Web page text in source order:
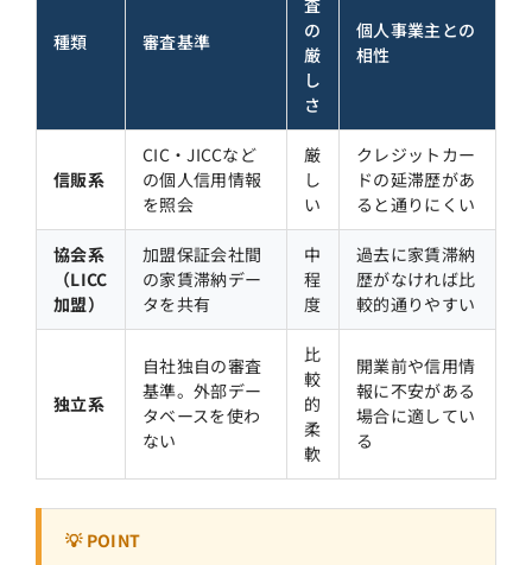
種類 審査基準
査
の
厳
し
さ
個人事業主との
相性
信販系
CIC・JICCなど
の個人信用情報
を照会
厳
し
い
クレジットカー
ドの延滞歴があ
ると通りにくい
協会系
（LICC
加盟）
加盟保証会社間
の家賃滞納デー
タを共有
中
程
度
過去に家賃滞納
歴がなければ比
較的通りやすい
独立系
自社独自の審査
基準。外部デー
タベースを使わ
ない
比
較
的
柔
軟
開業前や信用情
報に不安がある
場合に適してい
る
💡 POINT